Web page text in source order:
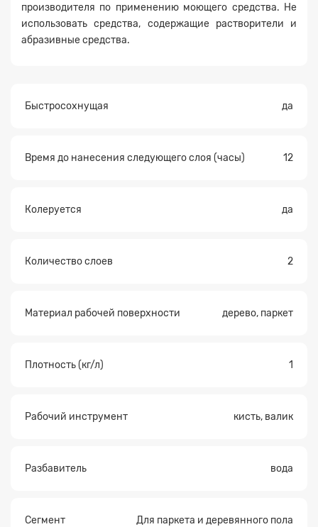
производителя по применению моющего средства. Не
использовать средства, содержащие растворители и
абразивные средства.
Быстросохнущая да
Время до нанесения следующего слоя (часы) 12
Колеруется да
Количество слоев 2
Материал рабочей поверхности дерево, паркет
Плотность (кг/л) 1
Рабочий инструмент кисть, валик
Разбавитель вода
Сегмент Для паркета и деревянного пола